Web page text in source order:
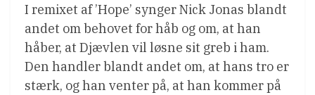
I remixet af ’Hope’ synger Nick Jonas blandt
andet om behovet for håb og om, at han
håber, at Djævlen vil løsne sit greb i ham.
Den handler blandt andet om, at hans tro er
stærk, og han venter på, at han kommer på